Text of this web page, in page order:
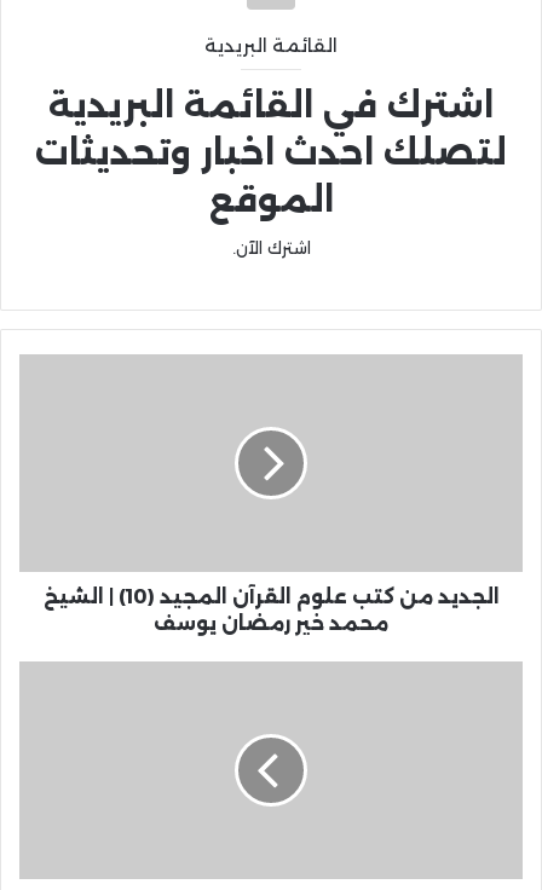
القائمة البريدية
اشترك في القائمة البريدية
لتصلك احدث اخبار وتحديثات
الموقع
اشترك الآن.
الجديد من كتب علوم القرآن المجيد (10) | الشيخ
محمد خير رمضان يوسف